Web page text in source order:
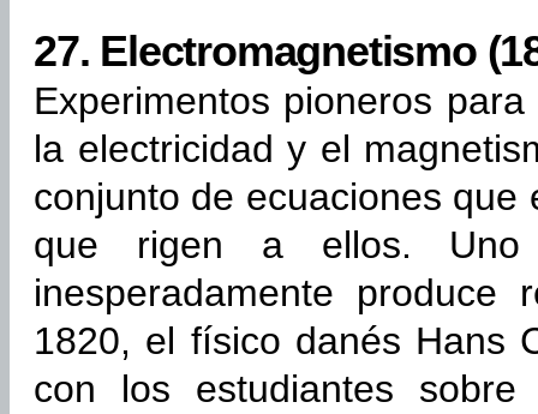
27. Electromagnetismo
Experimentos pioneros
la electricidad y el
conjunto de ecuaciones que
que rigen a ellos. Uno
inesperadamente
1820, el físico danés Hans
con los estudiantes